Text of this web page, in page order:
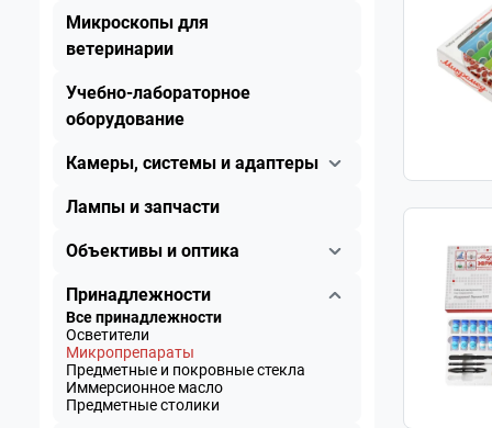
Микроскопы для
ветеринарии
Учебно-лабораторное
оборудование
Камеры, системы и адаптеры
Лампы и запчасти
Объективы и оптика
Принадлежности
Все принадлежности
Осветители
Микропрепараты
Предметные и покровные стекла
Иммерсионное масло
Предметные столики